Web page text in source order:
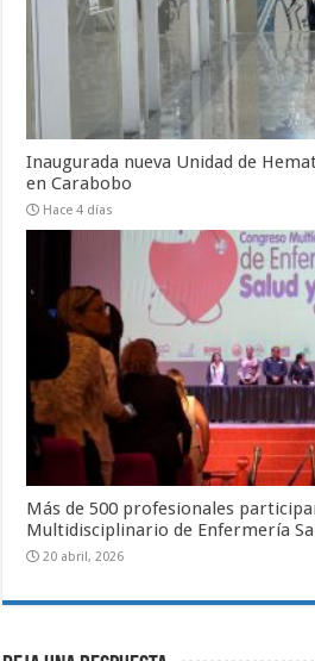
Inaugurada nueva Unidad de
en Carabobo
Hace 4 días
Más de 500 profesionales
Multidisciplinario de Enfermería
20 abril, 2026